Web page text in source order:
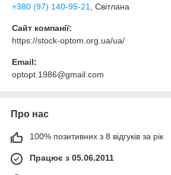
+380 (97) 140-95-21
, Світлана
Сайт компанії:
https://stock-optom.org.ua/ua/
Email:
optopt.1986@gmail.com
Про нас
100% позитивних з 8 відгуків за рік
Працює з 05.06.2011